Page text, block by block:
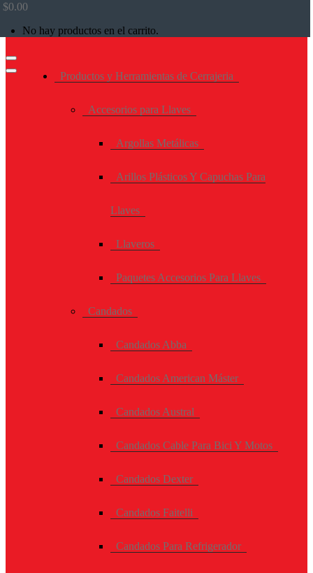
$0.00
No hay productos en el carrito.
Productos y Herramientas de Cerrajeria
Accesorios para Llaves
Argollas Metálicas
Arillos Plásticos Y Capuchas Para
Llaves
Llaveros
Paquetes Accesorios Para Llaves
Candados
Candados Abba
Candados American Máster
Candados Austral
Candados Cable Para Bici Y Motos
Candados Dexter
Candados Faitelli
Candados Para Refrigerador